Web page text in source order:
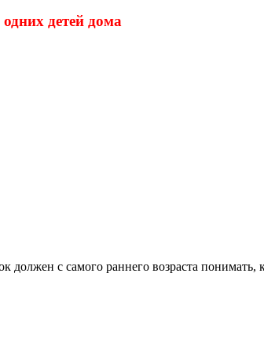
детей дома
с самого раннего возраста понимать,